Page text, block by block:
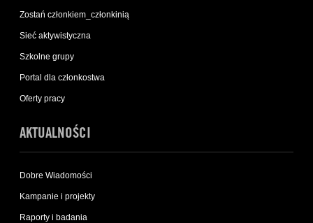
Zostań członkiem_członkinią
Sieć aktywistyczna
Szkolne grupy
Portal dla członkostwa
Oferty pracy
AKTUALNOŚCI
Dobre Wiadomości
Kampanie i projekty
Raporty i badania